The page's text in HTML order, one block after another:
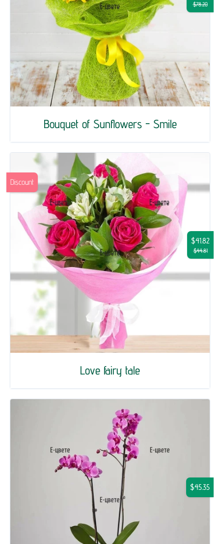
Bouquet of Sunflowers - Smile
$78.20
Love fairy tale
$41.82
$44.81
Discount
$45.35